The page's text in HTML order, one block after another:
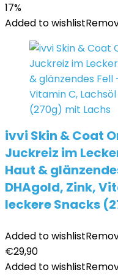
17%
Added to wishlist
ivvi Skin & Coat
Juckreiz im
Haut &
DHAgold, Zink,
leckere Snacks
Added to wishlist
€29,90
Added to wishlist